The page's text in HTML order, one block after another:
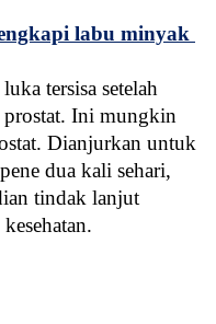
labu minyak
tersisa setelah
prostat. Ini mungkin
Dianjurkan untuk
dua kali sehari,
tindak lanjut